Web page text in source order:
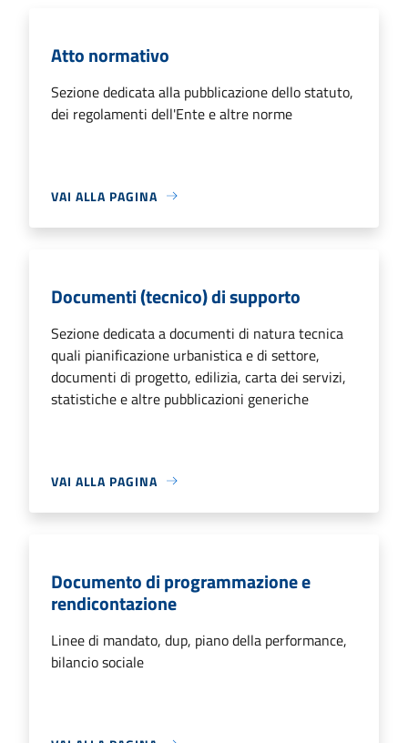
Atto normativo
Sezione dedicata alla pubblicazione dello statuto,
dei regolamenti dell'Ente e altre norme
VAI ALLA PAGINA
Documenti (tecnico) di supporto
Sezione dedicata a documenti di natura tecnica
quali pianificazione urbanistica e di settore,
documenti di progetto, edilizia, carta dei servizi,
statistiche e altre pubblicazioni generiche
VAI ALLA PAGINA
Documento di programmazione e
rendicontazione
Linee di mandato, dup, piano della performance,
bilancio sociale